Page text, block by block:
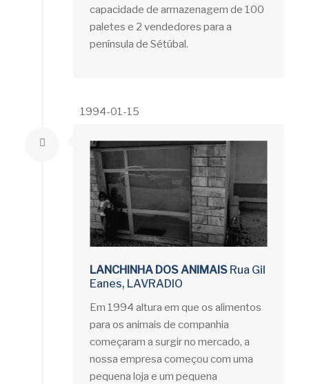
capacidade de armazenagem de 100
paletes e 2 vendedores para a
península de Sétúbal.
1994-01-15
LANCHINHA DOS ANIMAIS Rua Gil
Eanes, LAVRADIO
Em 1994 altura em que os alimentos
para os animais de companhia
começaram a surgir no mercado, a
nossa empresa começou com uma
pequena loja e um pequena